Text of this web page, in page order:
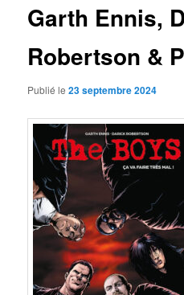
Garth Ennis,
Robertson &
Publié le23 septembre 2024